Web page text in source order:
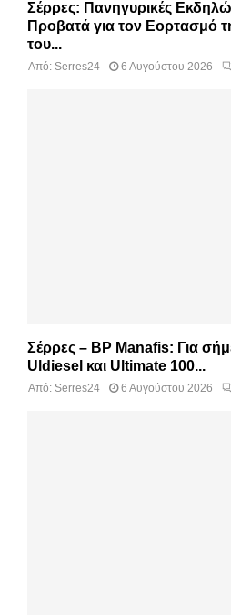
Σέρρες: Πανηγυρικές
Προβατά για τον Εορτασμό
του...
Από: Serres24 6 Αυγούστου 2026
Σέρρες – BP Manafis: Για
Uldiesel και Ultimate 100...
Από: Serres24 6 Αυγούστου 2026